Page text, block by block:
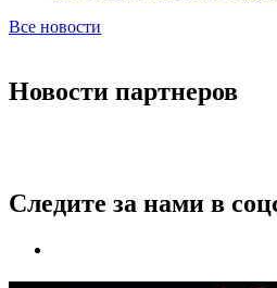
Все новости
Новости партнеров
Следите за нами в